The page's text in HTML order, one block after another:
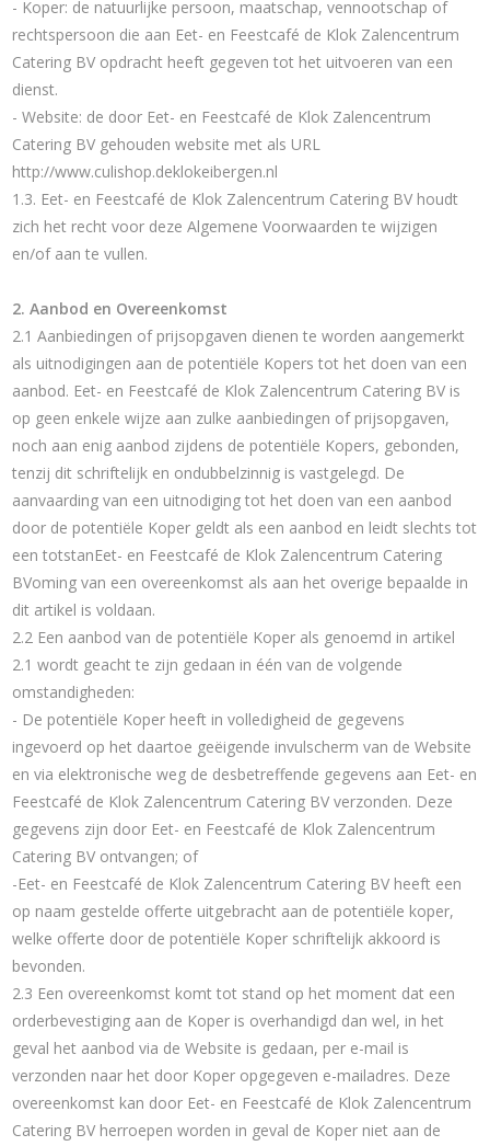
- Koper: de natuurlijke persoon, maatschap, vennootschap of
rechtspersoon die aan Eet- en Feestcafé de Klok Zalencentrum
Catering BV opdracht heeft gegeven tot het uitvoeren van een
dienst.
- Website: de door Eet- en Feestcafé de Klok Zalencentrum
Catering BV gehouden website met als URL
http://www.culishop.deklokeibergen.nl
1.3. Eet- en Feestcafé de Klok Zalencentrum Catering BV houdt
zich het recht voor deze Algemene Voorwaarden te wijzigen
en/of aan te vullen.
2. Aanbod en Overeenkomst
2.1 Aanbiedingen of prijsopgaven dienen te worden aangemerkt
als uitnodigingen aan de potentiële Kopers tot het doen van een
aanbod. Eet- en Feestcafé de Klok Zalencentrum Catering BV is
op geen enkele wijze aan zulke aanbiedingen of prijsopgaven,
noch aan enig aanbod zijdens de potentiële Kopers, gebonden,
tenzij dit schriftelijk en ondubbelzinnig is vastgelegd. De
aanvaarding van een uitnodiging tot het doen van een aanbod
door de potentiële Koper geldt als een aanbod en leidt slechts tot
een totstanEet- en Feestcafé de Klok Zalencentrum Catering
BVoming van een overeenkomst als aan het overige bepaalde in
dit artikel is voldaan.
2.2 Een aanbod van de potentiële Koper als genoemd in artikel
2.1 wordt geacht te zijn gedaan in één van de volgende
omstandigheden:
- De potentiële Koper heeft in volledigheid de gegevens
ingevoerd op het daartoe geëigende invulscherm van de Website
en via elektronische weg de desbetreffende gegevens aan Eet- en
Feestcafé de Klok Zalencentrum Catering BV verzonden. Deze
gegevens zijn door Eet- en Feestcafé de Klok Zalencentrum
Catering BV ontvangen; of
-Eet- en Feestcafé de Klok Zalencentrum Catering BV heeft een
op naam gestelde offerte uitgebracht aan de potentiële koper,
welke offerte door de potentiële Koper schriftelijk akkoord is
bevonden.
2.3 Een overeenkomst komt tot stand op het moment dat een
orderbevestiging aan de Koper is overhandigd dan wel, in het
geval het aanbod via de Website is gedaan, per e-mail is
verzonden naar het door Koper opgegeven e-mailadres. Deze
overeenkomst kan door Eet- en Feestcafé de Klok Zalencentrum
Catering BV herroepen worden in geval de Koper niet aan de